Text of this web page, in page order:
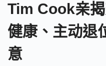
Tim Cook亲
健康、主动
意